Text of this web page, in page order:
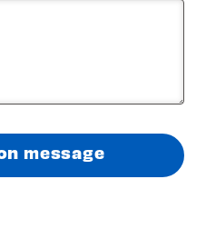
message